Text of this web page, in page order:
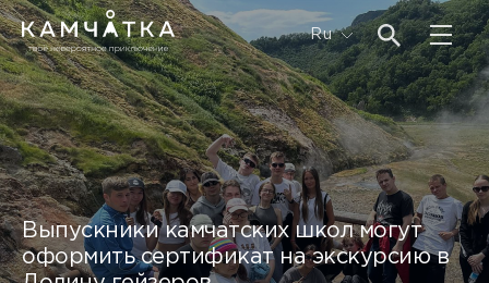
Ru
Выпускники камчатских школ могут
оформить сертификат на экскурсию в